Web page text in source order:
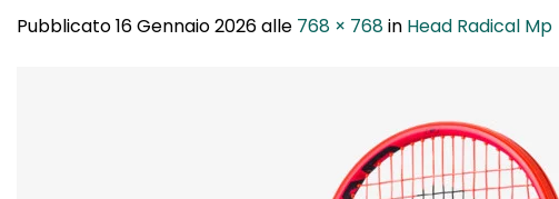
Pubblicato16 Gennaio 2026alle 768 × 768in Head Radical Mp